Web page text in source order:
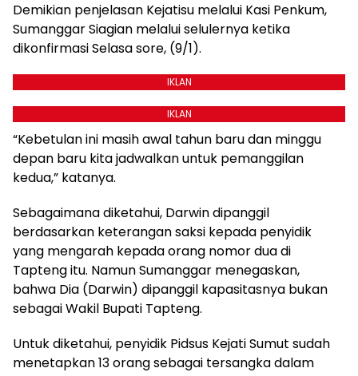
Demikian penjelasan Kejatisu melalui Kasi Penkum,
Sumanggar Siagian melalui selulernya ketika
dikonfirmasi Selasa sore, (9/1).
IKLAN
IKLAN
“Kebetulan ini masih awal tahun baru dan minggu
depan baru kita jadwalkan untuk pemanggilan
kedua,” katanya.
Sebagaimana diketahui, Darwin dipanggil
berdasarkan keterangan saksi kepada penyidik
yang mengarah kepada orang nomor dua di
Tapteng itu. Namun Sumanggar menegaskan,
bahwa Dia (Darwin) dipanggil kapasitasnya bukan
sebagai Wakil Bupati Tapteng.
Untuk diketahui, penyidik Pidsus Kejati Sumut sudah
menetapkan 13 orang sebagai tersangka dalam